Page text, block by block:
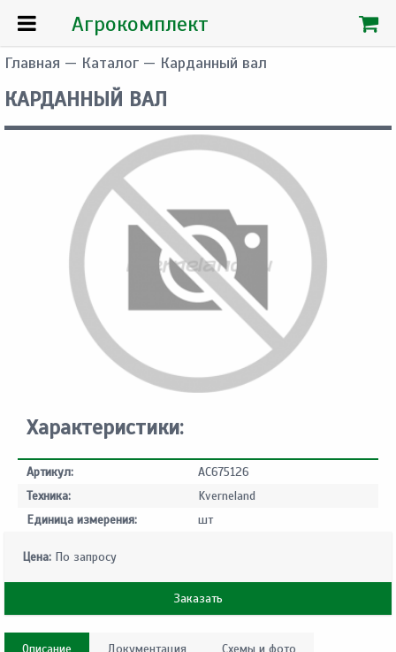
Главная — Каталог — Карданный вал
КАРДАННЫЙ ВАЛ
Характеристики:
Артикул:
AC675126
Техника:
Kverneland
Единица измерения:
шт
Цена: По запросу
Заказать
Описание Документация Схемы и фото
Агрокомплект